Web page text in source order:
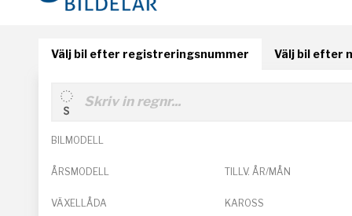
Välj bil efter registreringsnummer Välj bil efter
BILMODELL
ÅRSMODELL TILLV. ÅR/MÅN
VÄXELLÅDA KAROSS